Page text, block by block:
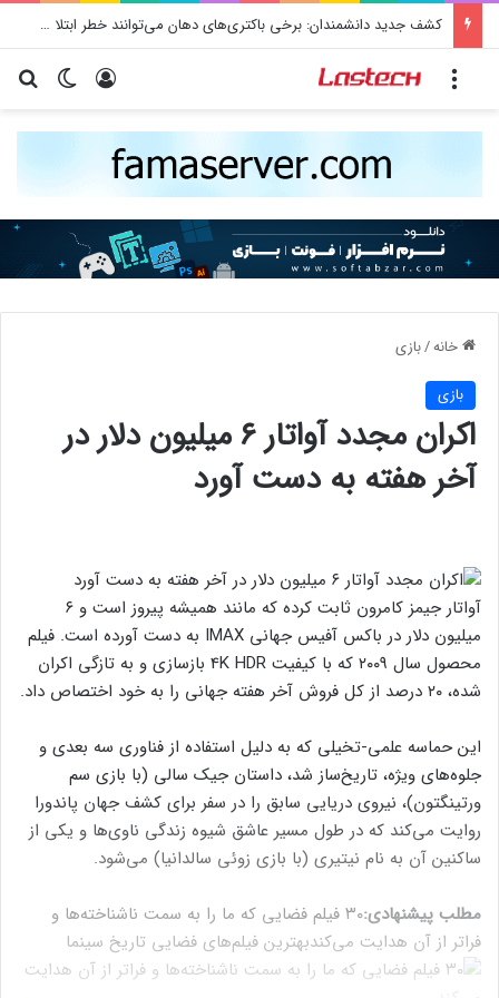
کشف جدید دانشمندان: برخی باکتری‌های دهان می‌توانند خطر ابتلا به آلزایمر را افزایش دهند
تغییر ورود
خانه/بازی
بازی
اکران مجدد آواتار ۶ میلیون دلار در
آخر هفته به دست آورد
آواتار جیمز کامرون ثابت کرده که مانند همیشه پیروز است و ۶
میلیون دلار در باکس آفیس جهانی IMAX به دست آورده است. فیلم
محصول سال ۲۰۰۹ که با کیفیت 4K HDR بازسازی و به تازگی اکران
شده، ۲۰ درصد از کل فروش آخر هفته جهانی را به خود اختصاص داد.
این حماسه علمی-تخیلی که به دلیل استفاده از فناوری سه بعدی و
جلوه‌های ویژه، تاریخ‌ساز شد، داستان جیک سالی (با بازی سم
ورتینگتون)، نیروی دریایی سابق را در سفر برای کشف جهان پاندورا
روایت می‌کند که در طول مسیر عاشق شیوه زندگی ناوی‌ها و یکی از
ساکنین آن به نام نیتیری (با بازی زوئی سالدانیا) می‌شود.
مطلب پیشنهادی:
۳۰ فیلم فضایی که ما را به سمت‌ ناشناخته‌ها و
فراتر از آن هدایت می‌کندبهترین فیلم‌های فضایی تاریخ سینما